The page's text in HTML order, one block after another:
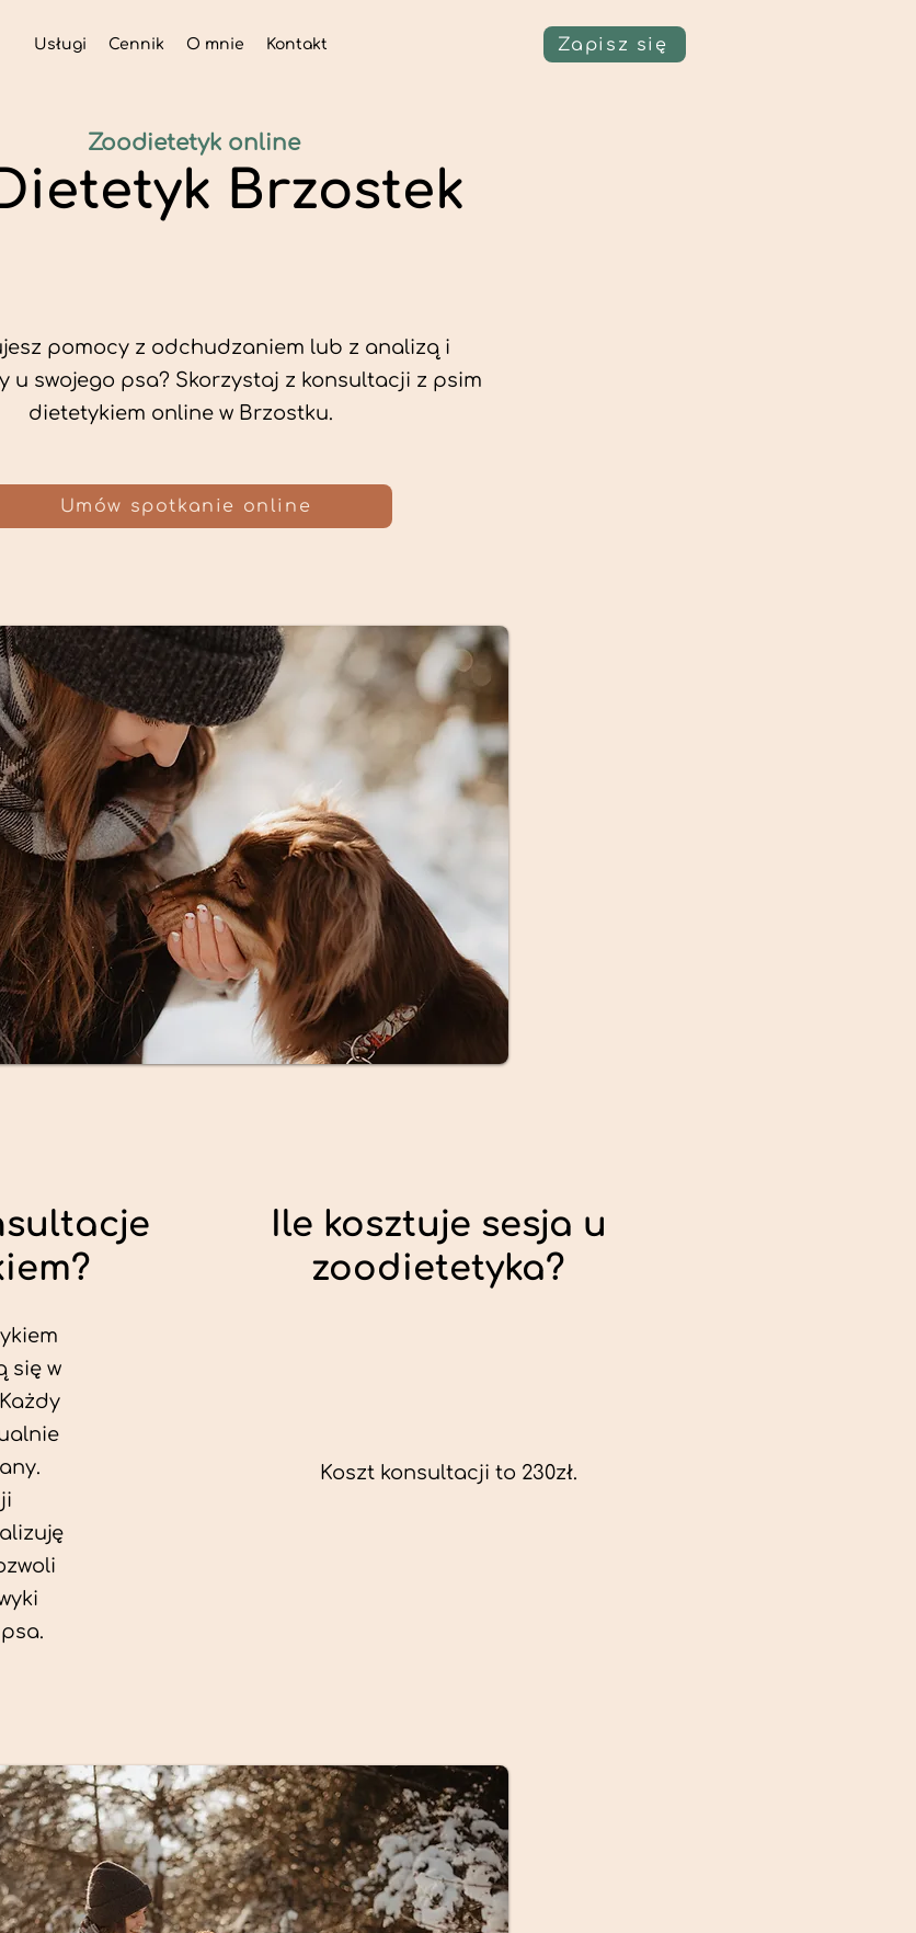
Usługi Cennik O mnie Kontakt Zapisz się
Brzostek
pomocy z odchudzaniem lub z analizą i
u swojego psa? Skorzystaj z konsultacji z psim
dietetykiem online w Brzostku.
Zoodietetyk online
Umów spotkanie online
się w
Ile kosztuje sesja u
zoodietetyka?
Koszt konsultacji to 230zł.